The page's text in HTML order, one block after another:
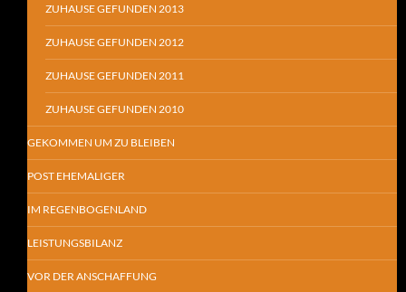
ZUHAUSE GEFUNDEN 2013
ZUHAUSE GEFUNDEN 2012
ZUHAUSE GEFUNDEN 2011
ZUHAUSE GEFUNDEN 2010
GEKOMMEN UM ZU BLEIBEN
POST EHEMALIGER
IM REGENBOGENLAND
LEISTUNGSBILANZ
VOR DER ANSCHAFFUNG